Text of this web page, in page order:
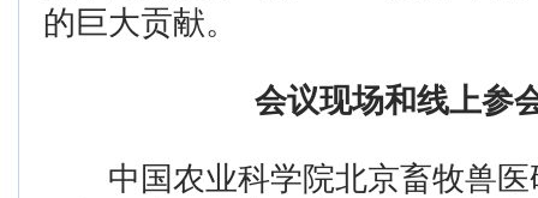
的巨大贡献。
会议现场和线上参
中国农业科学院北京畜牧兽医